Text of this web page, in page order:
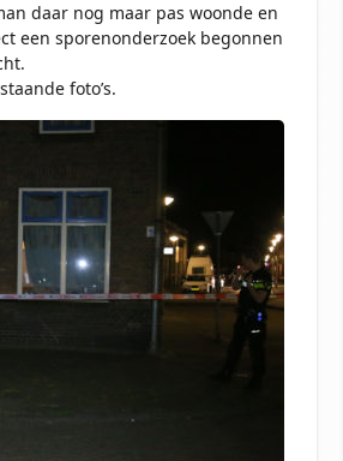
daar nog maar pas woonde en
een sporenonderzoek begonnen
foto’s.